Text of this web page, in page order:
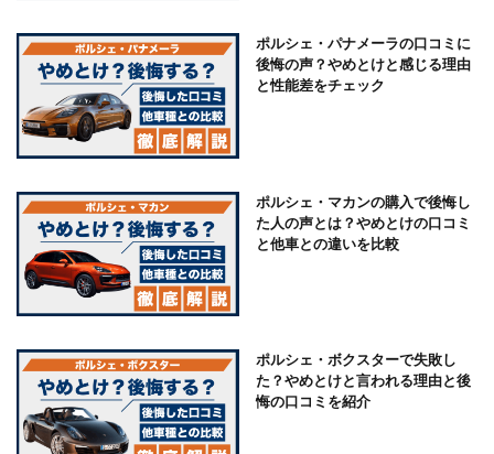
ポルシェ・パナメーラの口コミに
後悔の声？やめとけと感じる理由
と性能差をチェック
ポルシェ・マカンの購入で後悔し
た人の声とは？やめとけの口コミ
と他車との違いを比較
ポルシェ・ボクスターで失敗し
た？やめとけと言われる理由と後
悔の口コミを紹介